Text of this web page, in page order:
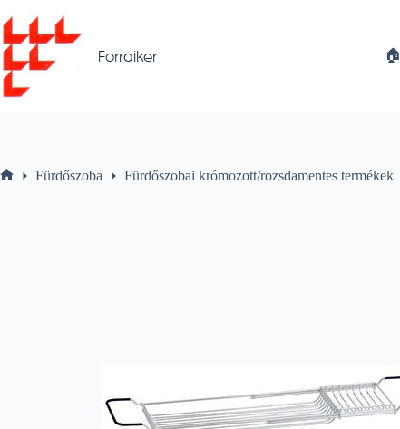
to
content
Forraiker 🏠︎
Fürdőszoba Fürdőszobai krómozott/rozsdamentes termékek